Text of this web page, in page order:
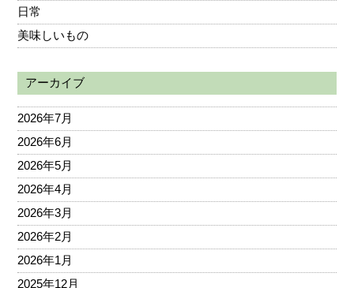
日常
美味しいもの
アーカイブ
2026年7月
2026年6月
2026年5月
2026年4月
2026年3月
2026年2月
2026年1月
2025年12月